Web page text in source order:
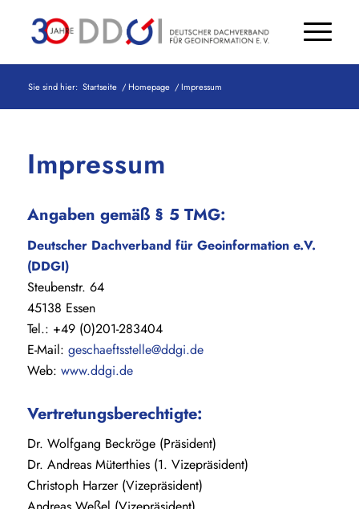
Sie sind hier: Startseite /Homepage /Impressum
Impressum
Angaben gemäß § 5 TMG:
Deutscher Dachverband für Geoinformation e.V.
(DDGI)
Steubenstr. 64
45138 Essen
Tel.: +49 (0)201-283404
E-Mail: geschaeftsstelle@ddgi.de
Web: www.ddgi.de
Vertretungsberechtigte:
Dr. Wolfgang Beckröge (Präsident)
Dr. Andreas Müterthies (1. Vizepräsident)
Christoph Harzer (Vizepräsident)